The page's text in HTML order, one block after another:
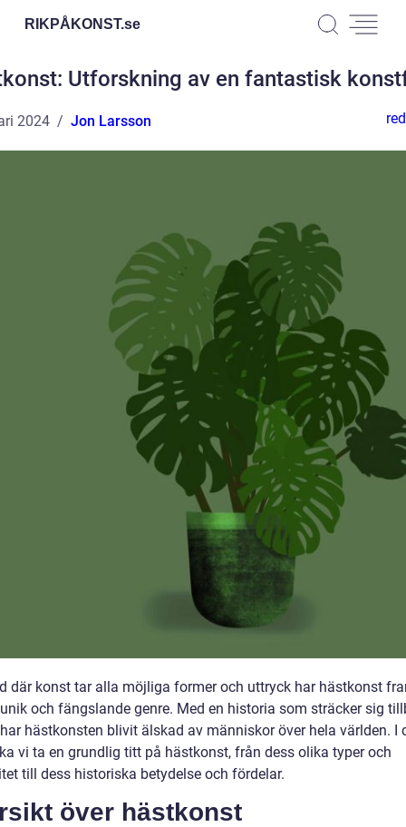
RIKPÅKONST.se
Utforskning av en fantastisk
2024 Jon Larsson
där konst tar alla möjliga former och uttryck har hästkonst
och fängslande genre. Med en historia som sträcker sig
hästkonsten blivit älskad av människor över hela världen. I
vi ta en grundlig titt på hästkonst, från dess olika typer och
till dess historiska betydelse och fördelar.
över hästkonst